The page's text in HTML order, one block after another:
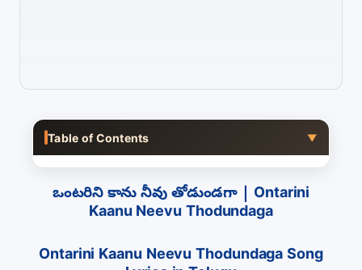
Table of Contents ▼
ఒంటరిని కాను నీవు తోడుండగా | Ontarini
Kaanu Neevu Thodundaga
Ontarini Kaanu Neevu Thodundaga Song